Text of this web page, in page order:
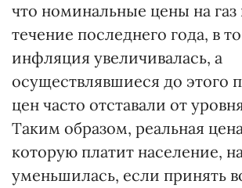
что номинальные цены на газ
течение последнего года, в
инфляция увеличивалась, а
осуществлявшиеся до этого
цен часто отставали от
Таким образом, реальная цена
которую платит население,
уменьшилась, если принять